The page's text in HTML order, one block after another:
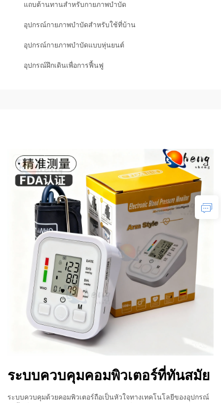
แถบต้านทานสำหรับกายภาพบำบัด
อุปกรณ์กายภาพบำบัดสำหรับใช้ที่บ้าน
อุปกรณ์กายภาพบำบัดแบบหุ่นยนต์
อุปกรณ์ฝึกเดินเพื่อการฟื้นฟู
ระบบควบคุมคอมพิวเตอร์ที่ทันสมัย
ระบบควบคุมด้วยคอมพิวเตอร์ถือเป็นหัวใจทางเทคโนโลยีของอุปกรณ์